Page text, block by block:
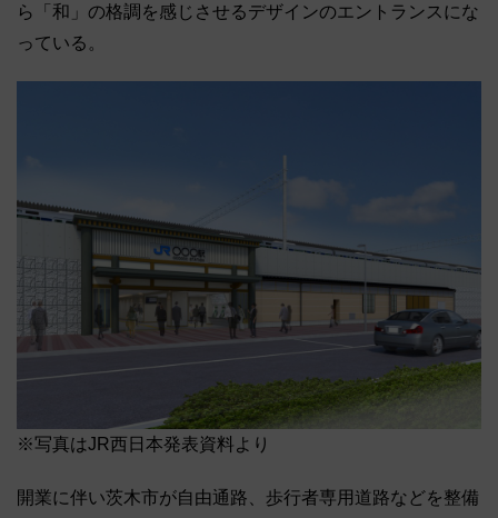
ら「和」の格調を感じさせるデザインのエントランスにな
っている。
※写真はJR西日本発表資料より
開業に伴い茨木市が自由通路、歩行者専用道路などを整備